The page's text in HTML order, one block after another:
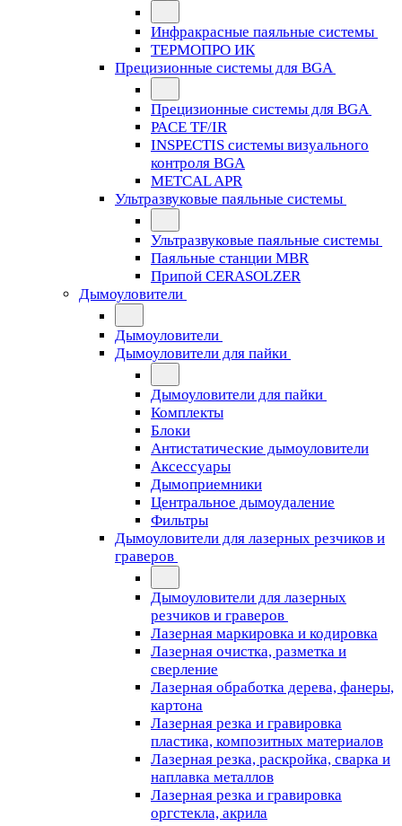
Инфракрасные паяльные системы
ТЕРМОПРО ИК
Прецизионные системы для BGA
Прецизионные системы для BGA
PACE TF/IR
INSPECTIS системы визуального
контроля BGA
METCAL APR
Ультразвуковые паяльные системы
Ультразвуковые паяльные системы
Паяльные станции MBR
Припой CERASOLZER
Дымоуловители
Дымоуловители
Дымоуловители для пайки
Дымоуловители для пайки
Комплекты
Блоки
Антистатические дымоуловители
Аксессуары
Дымоприемники
Центральное дымоудаление
Фильтры
Дымоуловители для лазерных резчиков и
граверов
Дымоуловители для лазерных
резчиков и граверов
Лазерная маркировка и кодировка
Лазерная очистка, разметка и
сверление
Лазерная обработка дерева, фанеры,
картона
Лазерная резка и гравировка
пластика, композитных материалов
Лазерная резка, раскройка, сварка и
наплавка металлов
Лазерная резка и гравировка
оргстекла, акрила